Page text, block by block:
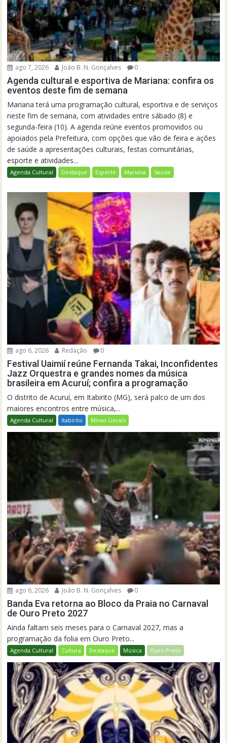
ago 7, 2026 João B. N. Gonçalves 0
Agenda cultural e esportiva de Mariana: confira os
eventos deste fim de semana
Mariana terá uma programação cultural, esportiva e de serviços
neste fim de semana, com atividades entre sábado (8) e
segunda-feira (10). A agenda reúne eventos promovidos ou
apoiados pela Prefeitura, com opções que vão de feira e ações
de saúde a apresentações culturais, festas comunitárias,
esporte e atividades...
Agenda Cultural Destaque Esporte Mariana Saúde
ago 6, 2026 Redação 0
Festival Uaimií reúne Fernanda Takai, Inconfidentes
Jazz Orquestra e grandes nomes da música
brasileira em Acuruí; confira a programação
O distrito de Acuruí, em Itabirito (MG), será palco de um dos
maiores encontros entre música,...
Agenda Cultural Itabirito Minas Gerais
ago 6, 2026 João B. N. Gonçalves 0
Banda Eva retorna ao Bloco da Praia no Carnaval
de Ouro Preto 2027
Ainda faltam seis meses para o Carnaval 2027, mas a
programação da folia em Ouro Preto...
Agenda Cultural Cultura Destaque Música Ouro Preto